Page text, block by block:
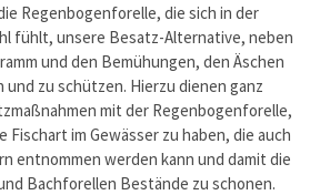
Regenbogenforelle, die sich in der
fühlt, unsere Besatz-Alternative, neben
und den Bemühungen, den Äschen
zu schützen. Hierzu dienen ganz
mit der Regenbogenforelle,
Fischart im Gewässer zu haben, die auch
entnommen werden kann und damit die
Bachforellen Bestände zu schonen.